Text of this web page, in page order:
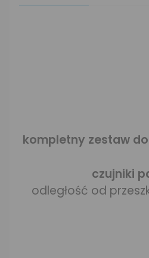
kompletny zestaw
czujniki
odległość od